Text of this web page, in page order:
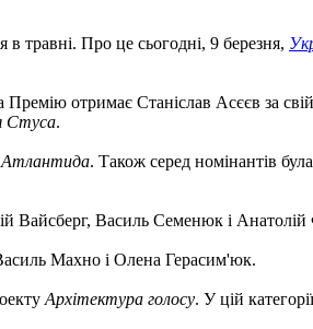
в травні. Про це сьогодні, 9 березня,
Премію отримає Станіслав Асєєв за
Стуса.
Атлантида. Також серед номінантів
Вайсберг, Василь Семенюк і Анатолій
Махно і Олена Герасим'юк.
Архітектура голосу. У цій